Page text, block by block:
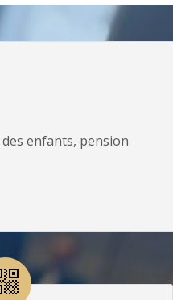
enfants, pension